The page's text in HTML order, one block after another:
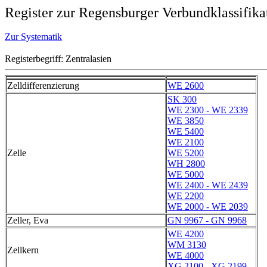
Register zur Regensburger
Zur Systematik
Registerbegriff: Zentralasien
Zelldifferenzierung WE 2600
Zelle
SK 300
WE 2300 - WE 2339
WE 3850
WE 5400
WE 2100
WE 5200
WH 2800
WE 5000
WE 2400 - WE 2439
WE 2200
WE 2000 - WE 2039
Zeller, Eva
GN 9967 - GN 9968
Zellkern
WE 4200
WM 3130
WE 4000